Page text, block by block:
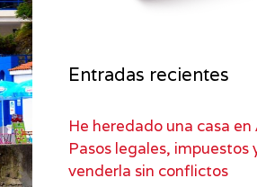
Entradas recientes
He heredado una casa en
Pasos legales, impuestos
venderla sin conflictos